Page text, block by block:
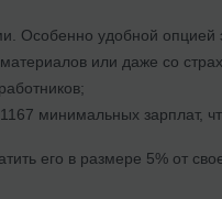
Особенно удобной опцией
или даже со
минимальных зарплат,
его в размере 5% от